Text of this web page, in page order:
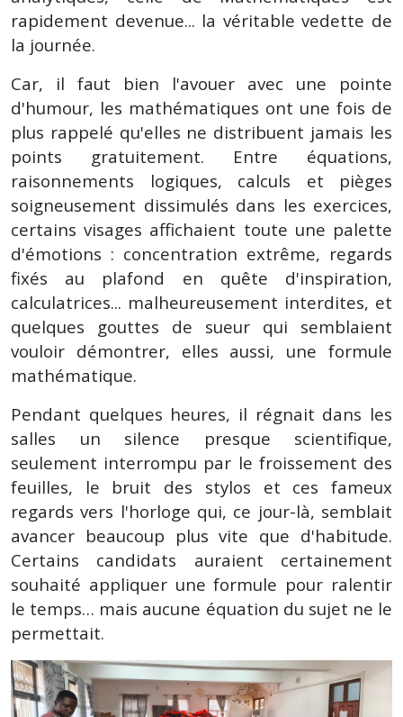
rapidement devenue... la véritable vedette de
la journée.
Car, il faut bien l'avouer avec une pointe
d'humour, les mathématiques ont une fois de
plus rappelé qu'elles ne distribuent jamais les
points gratuitement. Entre équations,
raisonnements logiques, calculs et pièges
soigneusement dissimulés dans les exercices,
certains visages affichaient toute une palette
d'émotions : concentration extrême, regards
fixés au plafond en quête d'inspiration,
calculatrices... malheureusement interdites, et
quelques gouttes de sueur qui semblaient
vouloir démontrer, elles aussi, une formule
mathématique.
Pendant quelques heures, il régnait dans les
salles un silence presque scientifique,
seulement interrompu par le froissement des
feuilles, le bruit des stylos et ces fameux
regards vers l'horloge qui, ce jour-là, semblait
avancer beaucoup plus vite que d'habitude.
Certains candidats auraient certainement
souhaité appliquer une formule pour ralentir
le temps… mais aucune équation du sujet ne le
permettait.